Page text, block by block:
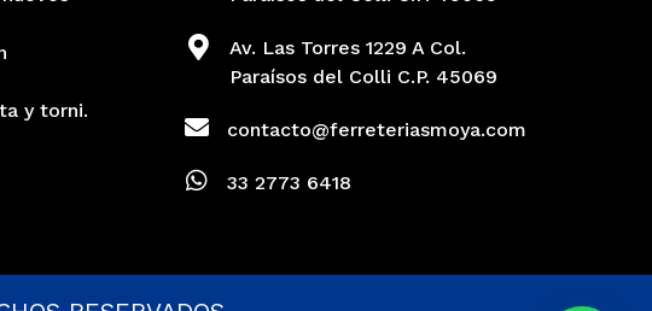
y torni.
Av. Las Torres 1229 A Col.
Paraísos del Colli C.P. 45069
contacto@ferreteriasmoya.com
33 2773 6418